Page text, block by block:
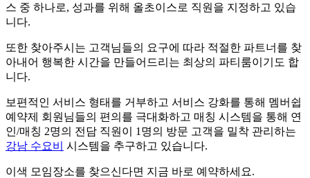
스 중 하나로, 성과를 위해 올초이스로 직원을 지정하고 있습
니다.
또한 찾아주시는 고객님들의 요구에 따라 적절한 파트너를 찾
아내어 행복한 시간을 만들어드리는 최상의 파티룸이기도 합
니다.
보편적인 서비스 형태를 거부하고 서비스 강화를 통해 멤버쉽
예약제 회원님들의 편의를 극대화하고 매칭 시스템을 통해 연
인/매칭 2명의 전담 직원이 1명의 방문 고객을 밀착 관리하는
강남 수요비
시스템을 추구하고 있습니다.
이색 모임장소를 찾으신다면 지금 바로 예약하세요.